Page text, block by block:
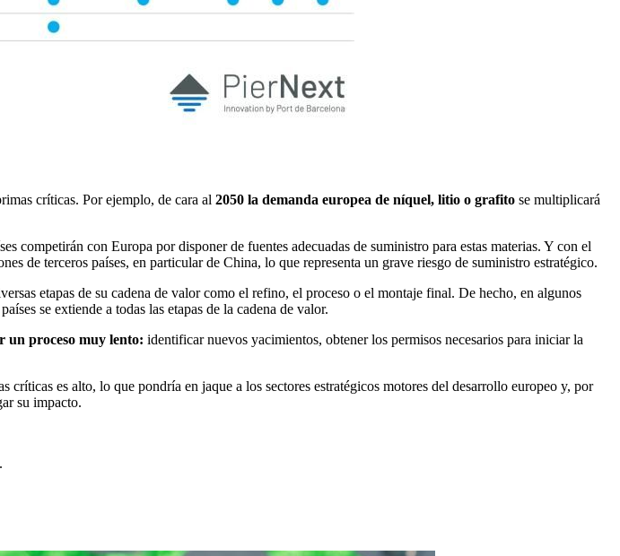
críticas. Por ejemplo, de cara al 2050 la demanda europea de níquel, litio o grafito se multiplicará
competirán con Europa por disponer de fuentes adecuadas de suministro para estas materias. Y con el
de terceros países, en particular de China, lo que representa un grave riesgo de suministro estratégico.
etapas de su cadena de valor como el refino, el proceso o el montaje final. De hecho, en algunos
se extiende a todas las etapas de la cadena de valor.
un proceso muy lento: identificar nuevos yacimientos, obtener los permisos necesarios para iniciar la
críticas es alto, lo que pondría en jaque a los sectores estratégicos motores del desarrollo europeo y, por
su impacto.